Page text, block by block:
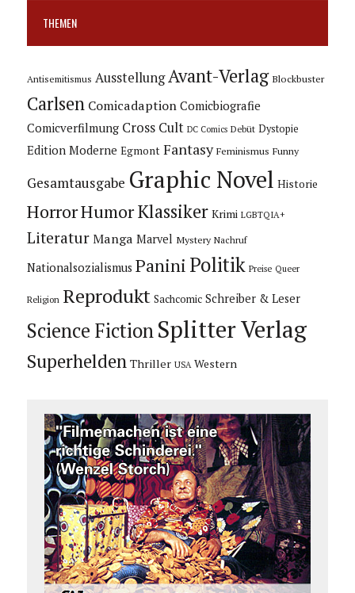
THEMEN
Antisemitismus Ausstellung Avant-Verlag Blockbuster
Carlsen Comicadaption Comicbiografie
Comicverfilmung Cross Cult DC Comics Debüt Dystopie
Edition Moderne Egmont Fantasy Feminismus Funny
Gesamtausgabe Graphic Novel Historie
HorrorHumorKlassiker Krimi LGBTQIA+
Literatur Manga Marvel Mystery Nachruf
Nationalsozialismus Panini Politik Preise Queer
Religion Reprodukt Sachcomic Schreiber & Leser
Science Fiction Splitter Verlag
Superhelden Thriller USA Western